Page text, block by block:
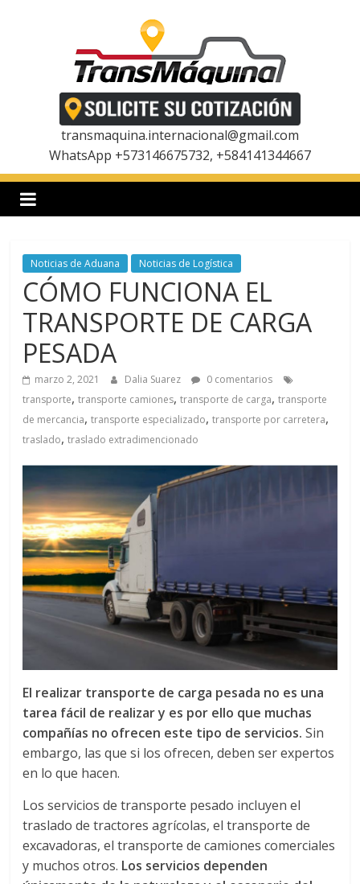
a
s
m
a
q
u
n
a
–
T
r
a
n
s
transmaquina.internacional@gmail.com
WhatsApp +573146675732, +584141344667
Noticias de Aduana Noticias de Logística
CÓMO FUNCIONA EL
TRANSPORTE DE CARGA
PESADA
marzo 2, 2021 Dalia Suarez
0 comentarios
transporte,transporte camiones,transporte de carga,transporte
de mercancia,transporte especializado,transporte por carretera,
traslado,traslado extradimencionado
El realizar transporte de carga pesada no es una
tarea fácil de realizar y es por ello que muchas
compañías no ofrecen este tipo de servicios. Sin
embargo, las que si los ofrecen, deben ser expertos
en lo que hacen.
Los servicios de transporte pesado incluyen el
traslado de tractores agrícolas, el transporte de
excavadoras, el transporte de camiones comerciales
y muchos otros. Los servicios dependen